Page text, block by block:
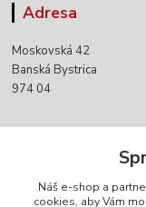
Adresa
Moskovská 42
Banská Bystrica
974 04
+421 903 152
Náš e-shop a
cookies, aby Vám